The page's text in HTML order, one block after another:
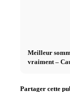
Meilleur
vraiment –
Partager cette